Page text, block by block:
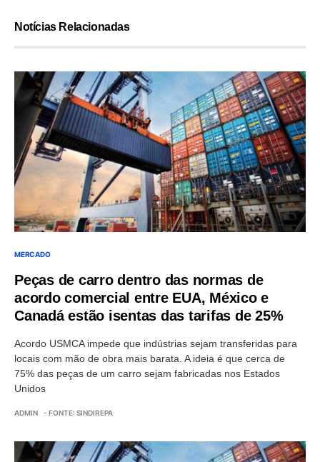
Notícias Relacionadas
MERCADO
Peças de carro dentro das normas de
acordo comercial entre EUA, México e
Canadá estão isentas das tarifas de 25%
Acordo USMCA impede que indústrias sejam transferidas para
locais com mão de obra mais barata. A ideia é que cerca de
75% das peças de um carro sejam fabricadas nos Estados
Unidos
ADMIN - FONTE: SINDIREPA